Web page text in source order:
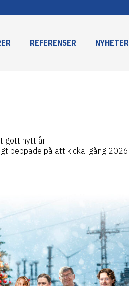
REFERENSER NYHETER
gott nytt år!
peppade på att kicka igång 2026